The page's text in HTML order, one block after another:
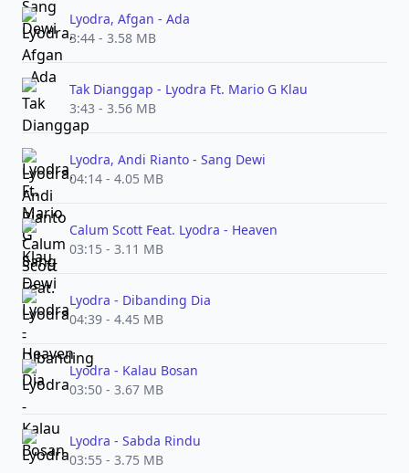
Lyodra, Afgan - Ada
3:44 - 3.58 MB
Tak Dianggap - Lyodra Ft. Mario G Klau
3:43 - 3.56 MB
Lyodra, Andi Rianto - Sang Dewi
04:14 - 4.05 MB
Calum Scott Feat. Lyodra - Heaven
03:15 - 3.11 MB
Lyodra - Dibanding Dia
04:39 - 4.45 MB
Lyodra - Kalau Bosan
03:50 - 3.67 MB
Lyodra - Sabda Rindu
03:55 - 3.75 MB